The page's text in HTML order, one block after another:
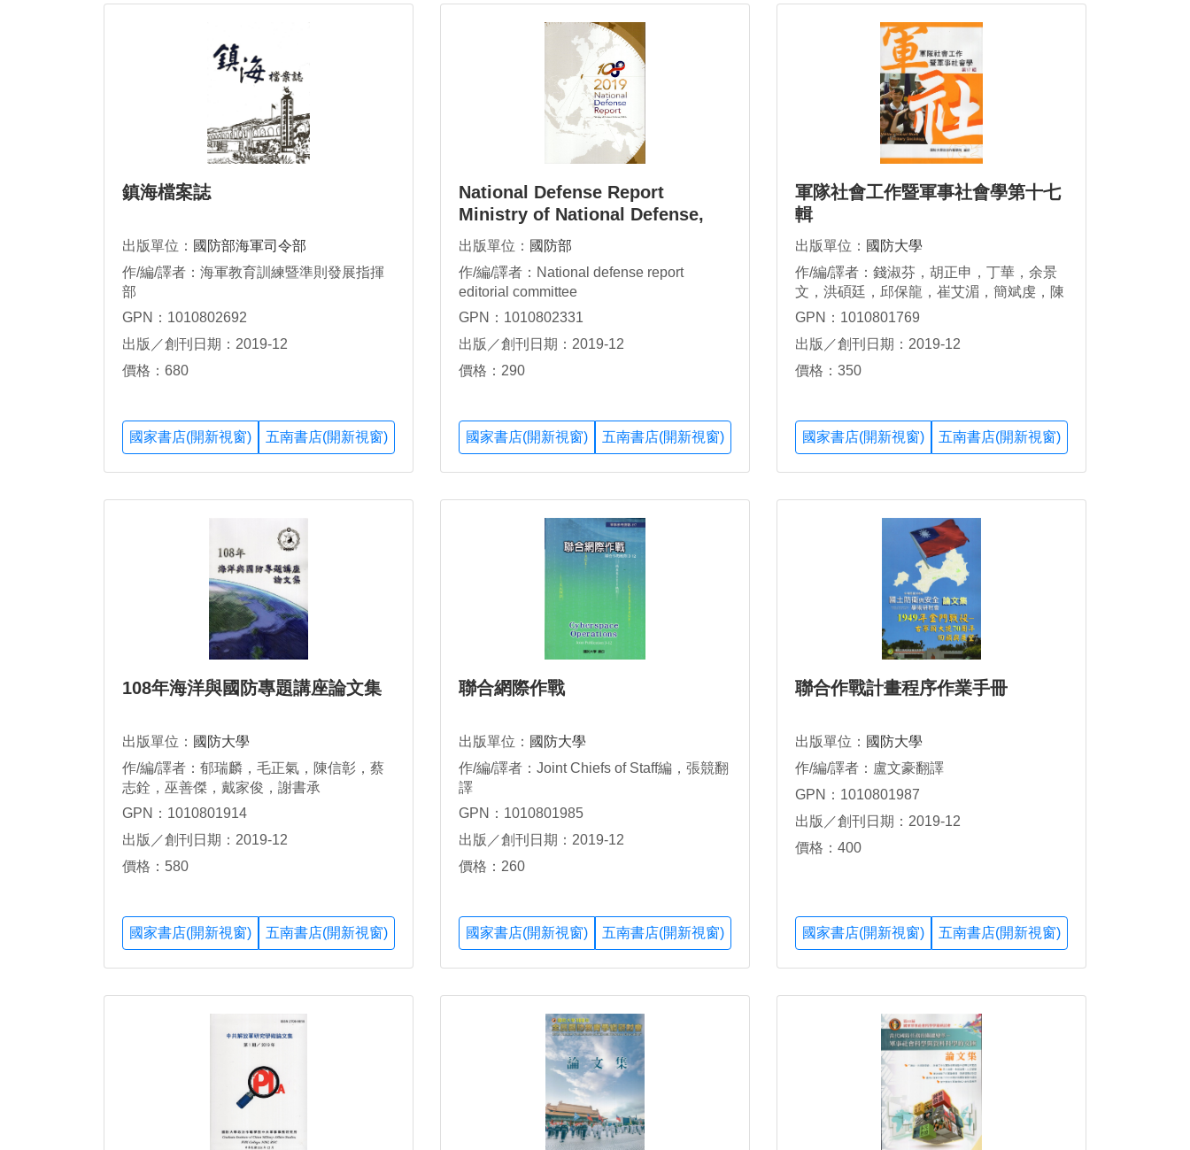
鎮海檔案誌
出版單位： 國防部海軍司令部
作/編/譯者：海軍教育訓練暨準則發展指揮
部
GPN：1010802692
出版／創刊日期：2019-12
價格：680
國家書店(開新視窗) 五南書店(開新視窗)
National Defense Report
Ministry of National Defense,
R.O.C.2019
出版單位： 國防部
作/編/譯者：National defense report
editorial committee
GPN：1010802331
出版／創刊日期：2019-12
價格：290
國家書店(開新視窗) 五南書店(開新視窗)
軍隊社會工作暨軍事社會學第十七
輯
出版單位： 國防大學
作/編/譯者：錢淑芬，胡正申，丁華，余景
文，洪碩廷，邱保龍，崔艾湄，簡斌虔，陳
依翔，嚴巧珊，郭盛哲，鄭吉成，林義順，
蓮，劉俐君，林丞諺，陳柏宇，黃瀚民，陸
祥瑞
GPN：1010801769
出版／創刊日期：2019-12
價格：350
國家書店(開新視窗) 五南書店(開新視窗)
108年海洋與國防專題講座論文集
出版單位： 國防大學
作/編/譯者：郁瑞麟，毛正氣，陳信彰，蔡
志銓，巫善傑，戴家俊，謝書承
GPN：1010801914
出版／創刊日期：2019-12
價格：580
國家書店(開新視窗) 五南書店(開新視窗)
聯合網際作戰
出版單位： 國防大學
作/編/譯者：Joint Chiefs of Staff編，張競翻
譯
GPN：1010801985
出版／創刊日期：2019-12
價格：260
國家書店(開新視窗) 五南書店(開新視窗)
聯合作戰計畫程序作業手冊
出版單位： 國防大學
作/編/譯者：盧文豪翻譯
GPN：1010801987
出版／創刊日期：2019-12
價格：400
國家書店(開新視窗) 五南書店(開新視窗)